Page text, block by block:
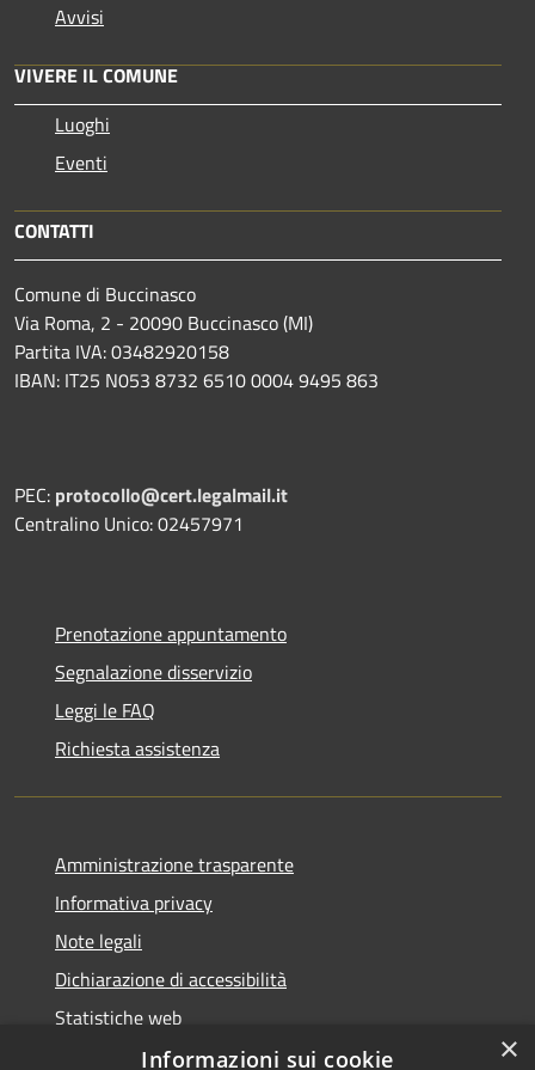
Avvisi
VIVERE IL COMUNE
Luoghi
Eventi
CONTATTI
Comune di Buccinasco
Via Roma, 2 - 20090 Buccinasco (MI)
Partita IVA: 03482920158
IBAN: IT25 N053 8732 6510 0004 9495 863
PEC: protocollo@cert.legalmail.it
Centralino Unico: 02457971
Prenotazione appuntamento
Segnalazione disservizio
Leggi le FAQ
Richiesta assistenza
Amministrazione trasparente
Informativa privacy
Note legali
Dichiarazione di accessibilità
Statistiche web
×
Informazioni sui cookie